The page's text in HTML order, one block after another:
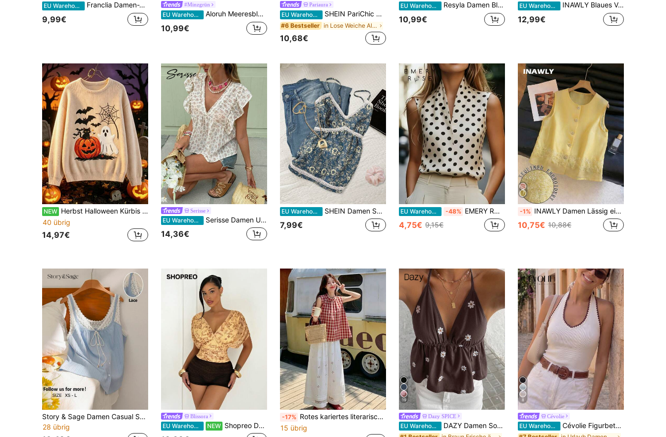
EU Warehouse Franclia Damen-Top mit Blumenstickerei-Muster und Kunstperlen-Dekor, lässig und vielseitig für den täglichen Ausflug
9,99€
#Minzgrün
EU Warehouse Aloruh Meeresblaues Pailletten-Cami Top, vielseitig für den Urlaub
10,99€
Pariaura
EU Warehouse SHEIN PariChic Damen Frühlings-/Sommer-Blume Muster Frische Mode Kordelzug Stehkragen Ärmellos Top
#6 Bestseller in Lose Weiche Alltagsoberteile
10,68€
EU Warehouse Resyla Damen Blumenbesatz Polokragen Lässiges vielseitiges Trägershirt
10,99€
EU Warehouse INAWLY Blaues V-Ausschnitt 3D Blumen Krawatte Spaghettiträger Rückenfrei Camisole Top für Frauen, Sommer Design, Taillengürtel, Slim Fit
12,99€
NEW Herbst Halloween Kürbis Geist Schwarze Katze Grafik Sweatshirt, Rundhals Locker Langarm Lässig Spinnennetz Fledermaus Muster Pullover Oberteil
40 übrig
14,97€
Serisse
EU Warehouse Serisse Damen Urlaubs Blumen Muster V-Ausschnitt Kurzarm Casual Elegant Romantisches Shirt Sommer für Frauen Urlaub Frauen Frühling für Frauen Urlaub Frauen Sommer Western Ausgehen Top Urlaub Frau Süßer Sommer Top Brunch für Frauen Lustiges Shirt Strand Urlaub Urlaub Top Blume
14,36€
EU Warehouse SHEIN Damen Sommer Urlaubs Blumen Muster Kontrast Spitze Schlankheits Trägerhemd
7,99€
EU Warehouse -48% EMERY ROSE Damen Polka Punkt Beige Bluse mit kleinem V-Ausschnitt, geeignet für Urlaub, Büro, elegant, Casual und Pendeln, Sommeroutfit.
4,75€ 9,15€
-1% INAWLY Damen Lässig einfarbiges Trägershirt mit Knopfleiste, Sommer
10,75€ 10,88€
Story & Sage Damen Casual Spitze Patchwork Trägerhemd, Schleife Vorne Dekor Ärmellos Top, Blau & Weiß, Frühling/Sommer
28 übrig
Blissora
EU Warehouse NEW Shopreo Damen Bluse mit Fledermausärmeln, Blume Muster und geraffter Taille, sexy und modisch
-17% Rotes kariertes literarisches Designstil Hemd mit lockerer Passform für den Sommer
15 übrig
19
Dazy SPICE
EU Warehouse DAZY Damen Sommerurlaub Blumenstickerei Allover-Muster Spaghettiträger Lässig Tanktop Neckholder Top Ausgeh-Oberteile
8
Cévolie
EU Warehouse Cévolie Figurbetontes, sexy Trägertop mit rückenfreiem Design